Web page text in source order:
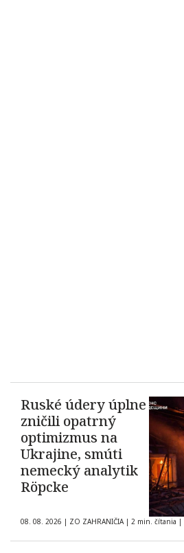
Ruské údery úplne
zničili opatrný
optimizmus na
Ukrajine, smúti
nemecký analytik
Röpcke
08. 08. 2026 | ZO ZAHRANIČIA | 2 min. čítania |